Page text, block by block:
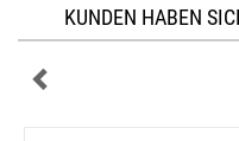
KUNDEN HABEN